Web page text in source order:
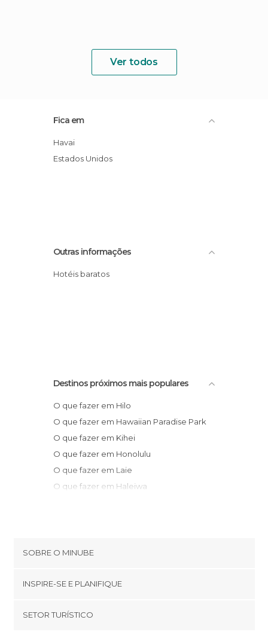
Ver todos
Fica em
Havai
Estados Unidos
Outras informações
Hotéis baratos
Destinos próximos mais populares
O que fazer em Hilo
O que fazer em Hawaiian Paradise Park
O que fazer em Kihei
O que fazer em Honolulu
O que fazer em Laie
O que fazer em Haleiwa
SOBRE O MINUBE
Términos e Condições
INSPIRE-SE E PLANIFIQUE
footer@item_discovertips_anchor
SETOR TURÍSTICO